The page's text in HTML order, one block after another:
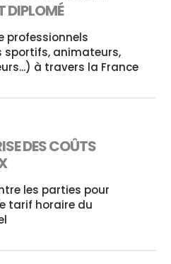
DIPLOMÉ
professionnels
sportifs, animateurs,
à travers la France
DES COÛTS
les parties pour
tarif horaire du